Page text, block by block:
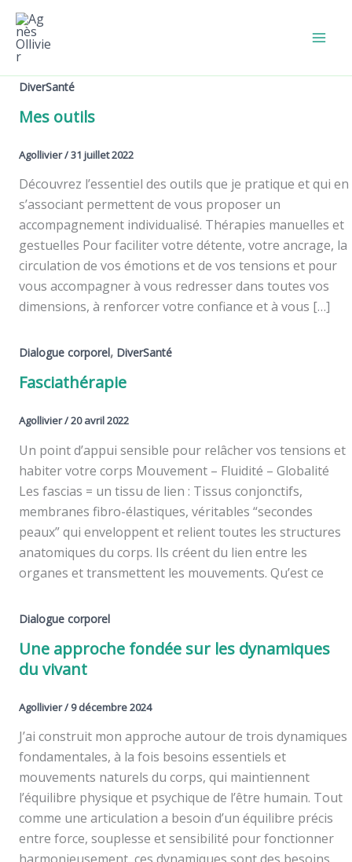
Aller
contenu
DiverSanté
Mes outils
Agollivier/31 juillet 2022
Découvrez l’essentiel des outils que je pratique et qui en
s’associant permettent de vous proposer un
accompagnement individualisé. Thérapies manuelles et
gestuelles Pour faciliter votre détente, votre ancrage, la
circulation de vos émotions et de vos tensions et pour
vous accompagner à vous redresser dans toutes vos
dimensions, à renforcer votre confiance et à vous […]
Dialogue corporel, DiverSanté
Fasciathérapie
Agollivier/20 avril 2022
Un point d’appui sensible pour relâcher vos tensions et
habiter votre corps Mouvement – Fluidité – Globalité
Les fascias = un tissu de lien : Tissus conjonctifs,
membranes fibro-élastiques, véritables “secondes
peaux” qui enveloppent et relient toutes les structures
anatomiques du corps. Ils créent du lien entre les
organes et transmettent les mouvements. Qu’est ce
Dialogue corporel
Une approche fondée sur les dynamiques
du vivant
Agollivier/ 9 décembre 2024
J’ai construit mon approche autour de trois dynamiques
fondamentales, à la fois besoins essentiels et
mouvements naturels du corps, qui maintiennent
l’équilibre physique et psychique de l’être humain. Tout
comme une articulation a besoin d’un équilibre précis
entre force, souplesse et sensibilité pour fonctionner